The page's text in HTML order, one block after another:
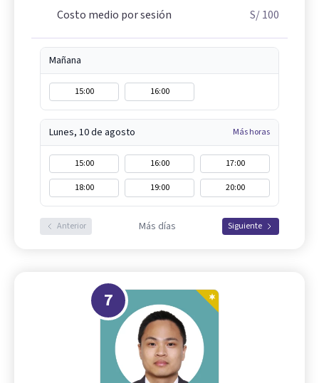
Costo medio por sesión
S/ 100
Mañana
15:00 16:00
Lunes, 10 de agosto Más horas
15:00 16:00
17:00
18:00
19:00 20:00
Anterior Más días Siguiente
7